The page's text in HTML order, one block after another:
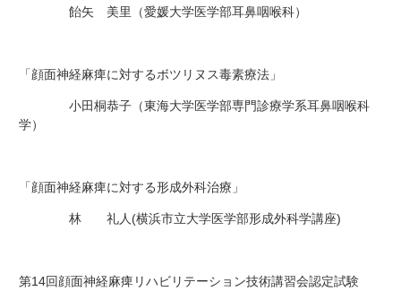
飴矢 美里（愛媛大学医学部耳鼻咽喉科）
「顔面神経麻痺に対するボツリヌス毒素療法」
小田桐恭子（東海大学医学部専門診療学系耳鼻咽喉科
学）
「顔面神経麻痺に対する形成外科治療」
林 礼人(横浜市立大学医学部形成外科学講座)
第14回顔面神経麻痺リハビリテーション技術講習会認定試験